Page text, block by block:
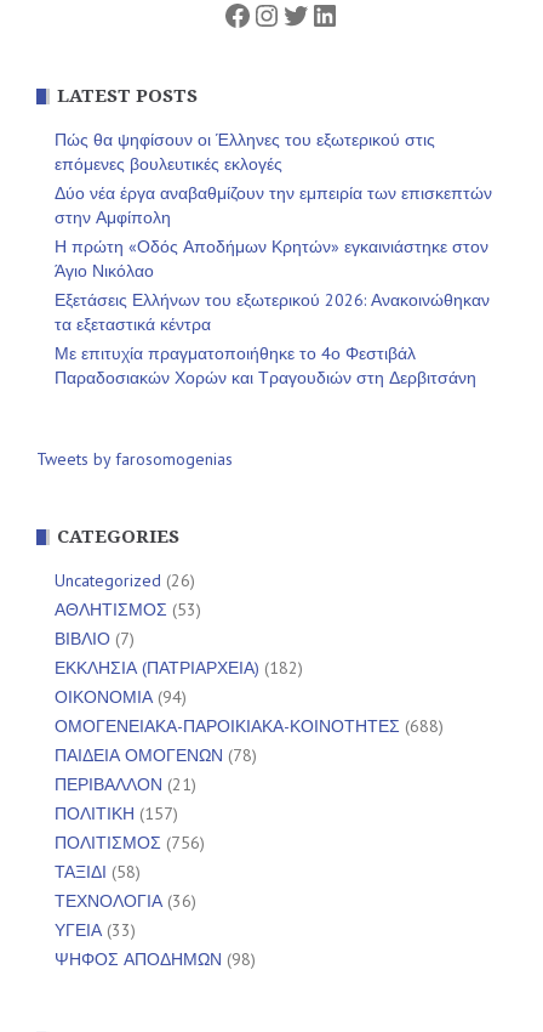
Facebook
Instagram
Twitter
Linkedin
LATEST POSTS
Πώς θα ψηφίσουν οι Έλληνες του εξωτερικού στις
επόμενες βουλευτικές εκλογές
Δύο νέα έργα αναβαθμίζουν την εμπειρία των επισκεπτών
στην Αμφίπολη
Η πρώτη «Οδός Αποδήμων Κρητών» εγκαινιάστηκε στον
Άγιο Νικόλαο
Εξετάσεις Ελλήνων του εξωτερικού 2026: Ανακοινώθηκαν
τα εξεταστικά κέντρα
Με επιτυχία πραγματοποιήθηκε το 4ο Φεστιβάλ
Παραδοσιακών Χορών και Τραγουδιών στη Δερβιτσάνη
Tweets by farosomogenias
CATEGORIES
Uncategorized (26)
ΑΘΛΗΤΙΣΜΟΣ (53)
ΒΙΒΛΙΟ (7)
ΕΚΚΛΗΣΙΑ (ΠΑΤΡΙΑΡΧΕΙΑ) (182)
ΟΙΚΟΝΟΜΙΑ(94)
ΟΜΟΓΕΝΕΙΑΚΑ-ΠΑΡΟΙΚΙΑΚΑ-ΚΟΙΝΟΤΗΤΕΣ (688)
ΠΑΙΔΕΙΑ ΟΜΟΓΕΝΩΝ (78)
ΠΕΡΙΒΑΛΛΟΝ (21)
ΠΟΛΙΤΙΚΗ (157)
ΠΟΛΙΤΙΣΜΟΣ (756)
ΤΑΞΙΔΙ (58)
ΤΕΧΝΟΛΟΓΙΑ(36)
ΥΓΕΙΑ(33)
ΨΗΦΟΣ ΑΠΟΔΗΜΩΝ (98)